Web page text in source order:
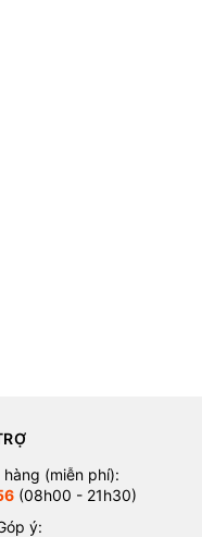
(miễn phí):
(08h00 - 21h30)
ý: